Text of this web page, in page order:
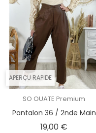
APERÇU RAPIDE
SO OUATE Premium
Pantalon 36 / 2nde Main
19,00 €